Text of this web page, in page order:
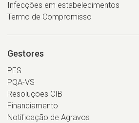
Infecções em estabelecimentos
Termo de Compromisso
Gestores
PES
PQA-VS
Resoluções CIB
Financiamento
Notificação de Agravos